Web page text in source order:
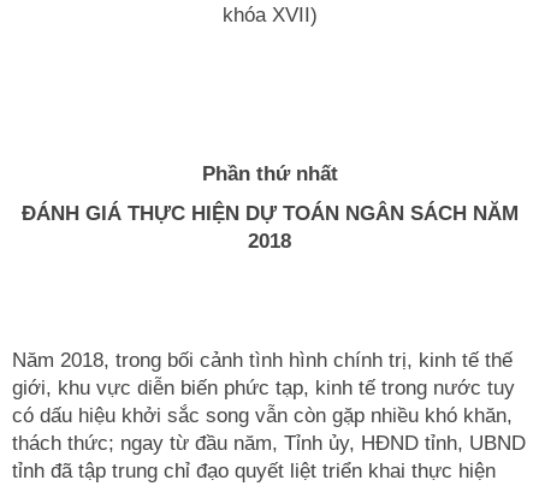
khóa XVII)
Phần thứ nhất
ĐÁNH GIÁ THỰC HIỆN DỰ TOÁN NGÂN SÁCH NĂM
2018
Năm 2018, trong bối cảnh tình hình chính trị, kinh tế thế
giới, khu vực diễn biến phức tạp, kinh tế trong nước tuy
có dấu hiệu khởi sắc song vẫn còn gặp nhiều khó khăn,
thách thức; ngay từ đầu năm, Tỉnh ủy, HĐND tỉnh, UBND
tỉnh đã tập trung chỉ đạo quyết liệt triển khai thực hiện